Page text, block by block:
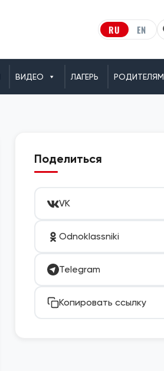
RU EN
ВИДЕО ЛАГЕРЬ РОДИТЕЛЯМ
Поделиться
VK
Odnoklassniki
Telegram
Копировать ссылку